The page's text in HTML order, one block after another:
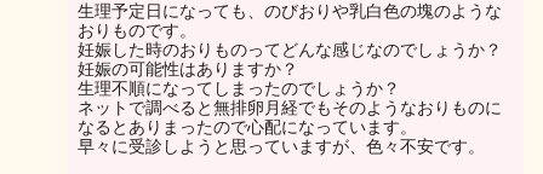
生理予定日になっても、のびおりや乳白色の塊のような
おりものです。
妊娠した時のおりものってどんな感じなのでしょうか？
妊娠の可能性はありますか？
生理不順になってしまったのでしょうか？
ネットで調べると無排卵月経でもそのようなおりものに
なるとありまったので心配になっています。
早々に受診しようと思っていますが、色々不安です。